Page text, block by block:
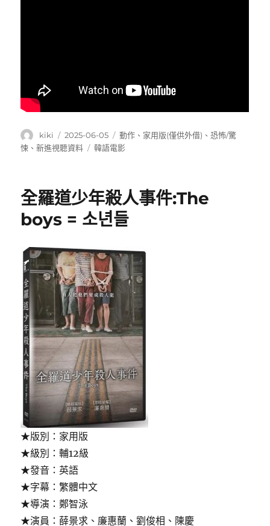
作
者
kiki
發
佈
2025-06-05
分
類
動作 、 家用版(僅供外借) 、恐怖/驚
悚 、新進視聽資料
標
韓語電影
全羅道少年殺人事件:The
boys = 소년들
★版別：家用版
★級別：輔12級
★發音：英語
★字幕：繁體中文
★導演：鄭智泳
★演員：薛景求、廉惠蘭、劉俊相、陳慶